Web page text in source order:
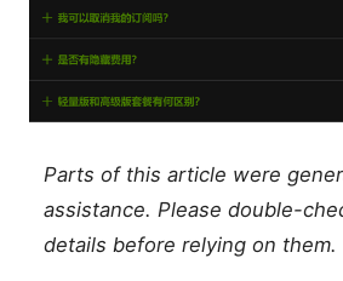
Parts of this article were
assistance. Please double-
details before relying on them.